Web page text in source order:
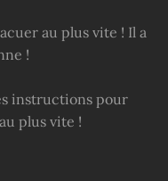
au plus vite ! Il a
!
instructions pour
plus vite !